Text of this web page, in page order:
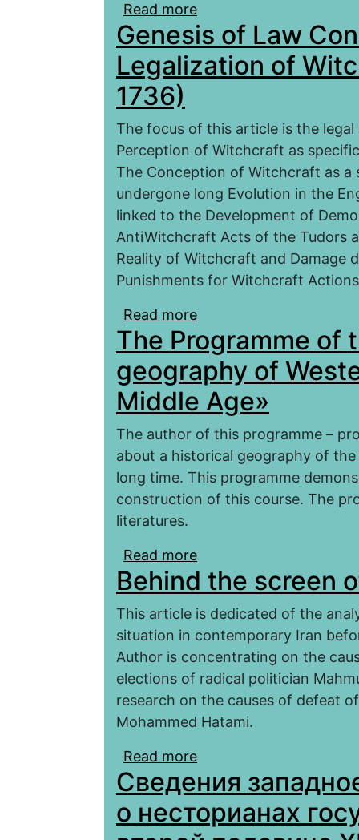
Read more
Independence
Genesis of Law
Legalization of
1736)
The focus of this article is the
Perception of Witchcraft as
The Conception of Witchcraft as a
undergone long Evolution in the
linked to the Development of
AntiWitchcraft Acts of the Tudors
Reality of Witchcraft and Damage
Punishments for Witchcraft
Read more
Witch-Hunt (England,
The Programme of
geography of
Middle Age»
The author of this programme –
about a historical geography of
long time. This programme
construction of this course. The
literatures.
Read more
Europe during the
Behind the screen
This article is dedicated of the
situation in contemporary Iran
Author is concentrating on the
elections of radical politician
research on the causes of defeat
Mohammed Hatami.
Read more
Сведения
о несторианах